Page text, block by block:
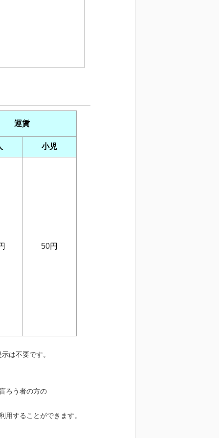
運賃
小児
50円
は不要です。
ろう者の方の
することができます。